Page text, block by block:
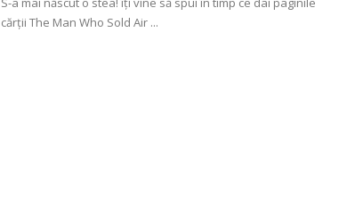
cărţii The Man Who Sold Air ...